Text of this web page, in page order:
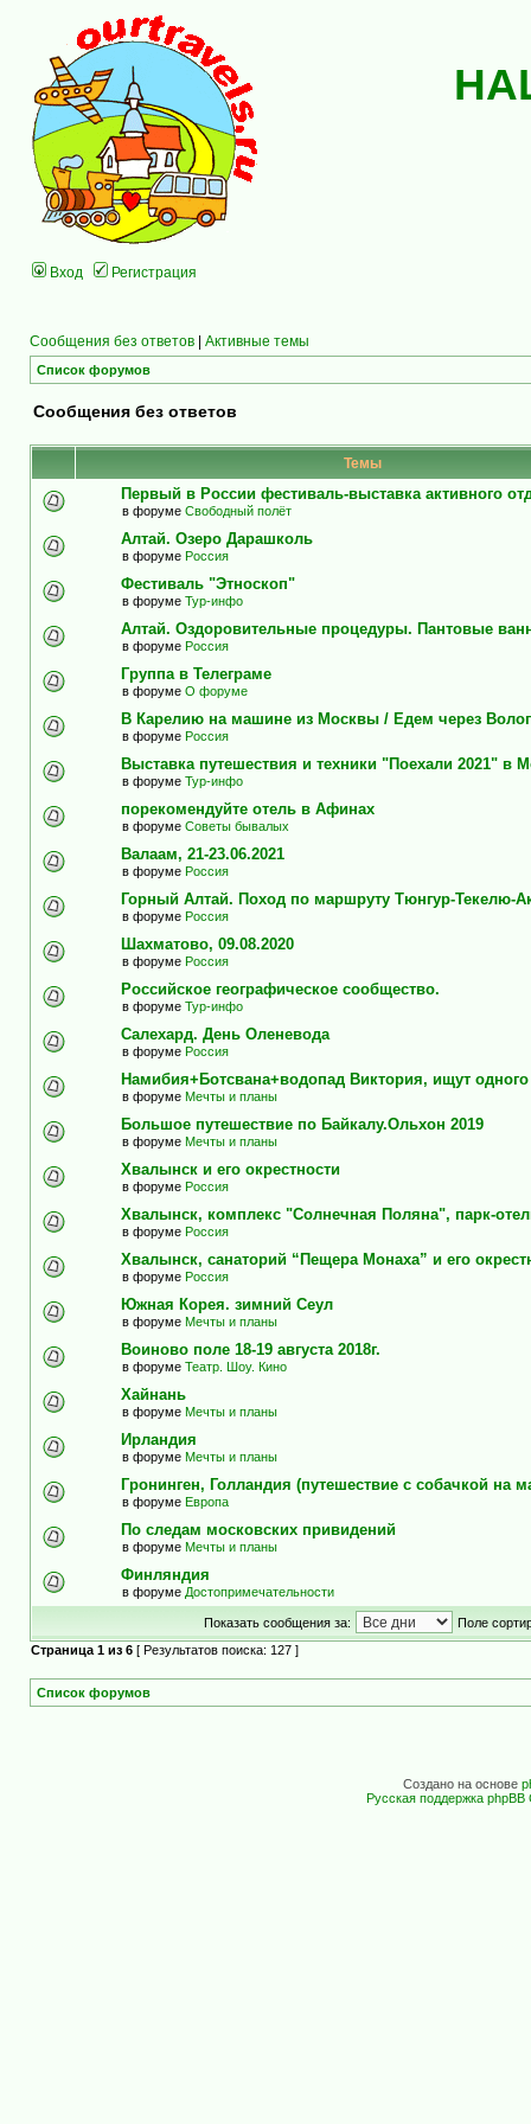
Вход Регистрация
Сообщения без ответов | Активные темы
Список форумов
Сообщения без ответов
Темы
Первый в России фестиваль-выставка активного
в форуме Свободный полёт
Алтай. Озеро Дарашколь
в форуме Россия
Фестиваль "Этноскоп"
в форуме Тур-инфо
Алтай. Оздоровительные процедуры. Пантовые
в форуме Россия
Группа в Телеграме
в форуме О форуме
В Карелию на машине из Москвы / Едем через
в форуме Россия
Выставка путешествия и техники "Поехали 2021" в
в форуме Тур-инфо
порекомендуйте отель в Афинах
в форуме Советы бывалых
Валаам, 21-23.06.2021
в форуме Россия
Горный Алтай. Поход по маршруту Тюнгур-Текелю-
в форуме Россия
Шахматово, 09.08.2020
в форуме Россия
Российское географическое сообщество.
в форуме Тур-инфо
Салехард. День Оленевода
в форуме Россия
Намибия+Ботсвана+водопад Виктория, ищут
в форуме Мечты и планы
Большое путешествие по Байкалу.Ольхон 2019
в форуме Мечты и планы
Хвалынск и его окрестности
в форуме Россия
Хвалынск, комплекс "Солнечная Поляна", парк-
в форуме Россия
Хвалынск, санаторий “Пещера Монаха” и его
в форуме Россия
Южная Корея. зимний Сеул
в форуме Мечты и планы
Воиново поле 18-19 августа 2018г.
в форуме Театр. Шоу. Кино
Хайнань
в форуме Мечты и планы
Ирландия
в форуме Мечты и планы
Гронинген, Голландия (путешествие с собачкой на
в форуме Европа
По следам московских привидений
в форуме Мечты и планы
Финляндия
в форуме Достопримечательности
Показать сообщения за:
Поле
Страница 1 из 6 [ Результатов поиска: 127 ]
Список форумов
Создано на основе
Русская поддержка phpBB